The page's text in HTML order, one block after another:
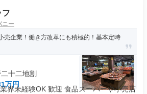
フ
ニー
売企業！働き方改革にも積極的！基本定時
十二地割
万円
界未経験OK 歓迎 食品スーパーや小売店